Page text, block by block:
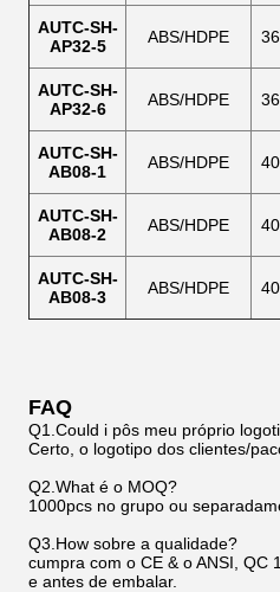
AUTC-SH-
AP32-5
ABS/HDPE
AUTC-SH-
AP32-6
ABS/HDPE
AUTC-SH-
AB08-1
ABS/HDPE
AUTC-SH-
AB08-2
ABS/HDPE
AUTC-SH-
AB08-3
ABS/HDPE
FAQ
Q1.Could i pôs meu próprio
Certo, o logotipo dos clientes/
Q2.What é o MOQ?
1000pcs no grupo ou
Q3.How sobre a qualidade?
cumpra com o CE & o ANSI, QC
e antes de embalar.